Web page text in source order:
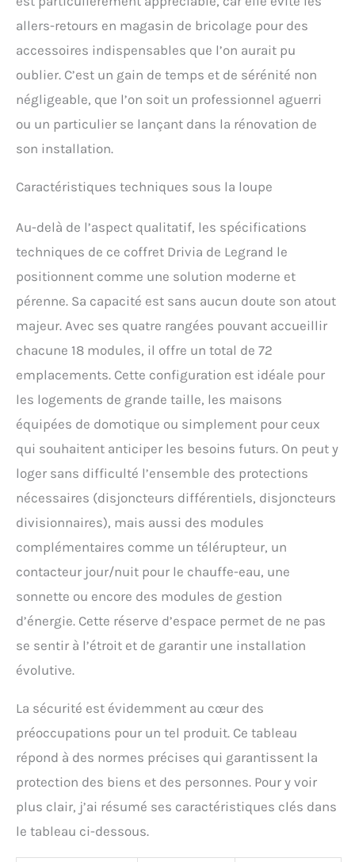
allers-retours en magasin de bricolage pour des
accessoires indispensables que l’on aurait pu
oublier. C’est un gain de temps et de sérénité non
négligeable, que l’on soit un professionnel aguerri
ou un particulier se lançant dans la rénovation de
son installation.
Caractéristiques techniques sous la loupe
Au-delà de l’aspect qualitatif, les spécifications
techniques de ce coffret Drivia de Legrand le
positionnent comme une solution moderne et
pérenne. Sa capacité est sans aucun doute son atout
majeur. Avec ses quatre rangées pouvant accueillir
chacune 18 modules, il offre un total de 72
emplacements. Cette configuration est idéale pour
les logements de grande taille, les maisons
équipées de domotique ou simplement pour ceux
qui souhaitent anticiper les besoins futurs. On peut y
loger sans difficulté l’ensemble des protections
nécessaires (disjoncteurs différentiels, disjoncteurs
divisionnaires), mais aussi des modules
complémentaires comme un télérupteur, un
contacteur jour/nuit pour le chauffe-eau, une
sonnette ou encore des modules de gestion
d’énergie. Cette réserve d’espace permet de ne pas
se sentir à l’étroit et de garantir une installation
évolutive.
La sécurité est évidemment au cœur des
préoccupations pour un tel produit. Ce tableau
répond à des normes précises qui garantissent la
protection des biens et des personnes. Pour y voir
plus clair, j’ai résumé ses caractéristiques clés dans
le tableau ci-dessous.